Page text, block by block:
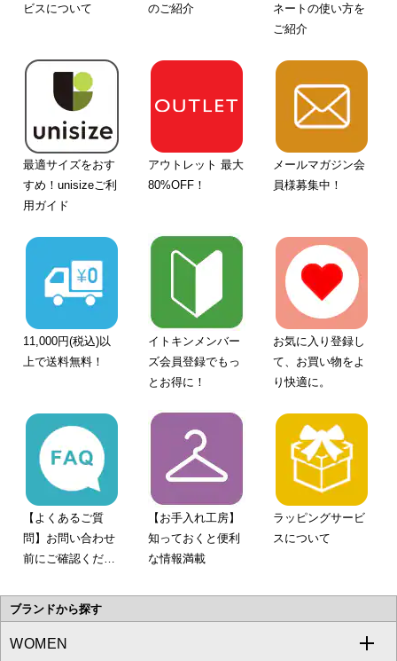
ビスについて
のご紹介
ネートの使い方を
ご紹介
最適サイズをおす
すめ！unisizeご利
用ガイド
アウトレット 最大
80%OFF！
メールマガジン会
員様募集中！
11,000円(税込)以
上で送料無料！
イトキンメンバー
ズ会員登録でもっ
とお得に！
お気に入り登録し
て、お買い物をよ
り快適に。
【よくあるご質
問】お問い合わせ
前にご確認くださ
【お手入れ工房】
知っておくと便利
な情報満載
ラッピングサービ
スについて
ブランドから探す
WOMEN